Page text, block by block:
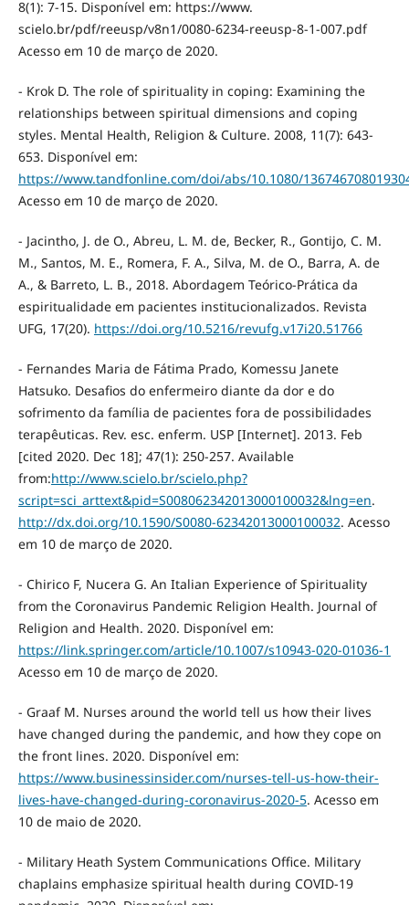
8(1): 7-15. Disponível em: https://www.
scielo.br/pdf/reeusp/v8n1/0080-6234-reeusp-8-1-007.pdf
Acesso em 10 de março de 2020.
- Krok D. The role of spirituality in coping: Examining the
relationships between spiritual dimensions and coping
styles. Mental Health, Religion & Culture. 2008, 11(7): 643-
653. Disponível em:
https://www.tandfonline.com/doi/abs/10.1080/
Acesso em 10 de março de 2020.
- Jacintho, J. de O., Abreu, L. M. de, Becker, R., Gontijo, C. M.
M., Santos, M. E., Romera, F. A., Silva, M. de O., Barra, A. de
A., & Barreto, L. B., 2018. Abordagem Teórico-Prática da
espiritualidade em pacientes institucionalizados. Revista
UFG, 17(20). https://doi.org/10.5216/revufg.v17i20.51766
- Fernandes Maria de Fátima Prado, Komessu Janete
Hatsuko. Desafios do enfermeiro diante da dor e do
sofrimento da família de pacientes fora de possibilidades
terapêuticas. Rev. esc. enferm. USP [Internet]. 2013. Feb
[cited 2020. Dec 18]; 47(1): 250-257. Available
from:http://www.scielo.br/scielo.php?
script=sci_arttext&pid=S008062342013000100032&lng=en.
http://dx.doi.org/10.1590/S0080-62342013000100032. Acesso
em 10 de março de 2020.
- Chirico F, Nucera G. An Italian Experience of Spirituality
from the Coronavirus Pandemic Religion Health. Journal of
Religion and Health. 2020. Disponível em:
https://link.springer.com/article/10.1007/s10943-020-01036-1
Acesso em 10 de março de 2020.
- Graaf M. Nurses around the world tell us how their lives
have changed during the pandemic, and how they cope on
the front lines. 2020. Disponível em:
https://www.businessinsider.com/nurses-tell-us-how-their-
lives-have-changed-during-coronavirus-2020-5. Acesso em
10 de maio de 2020.
- Military Heath System Communications Office. Military
chaplains emphasize spiritual health during COVID-19